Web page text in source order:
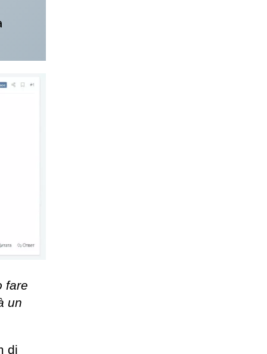
fare
un
di